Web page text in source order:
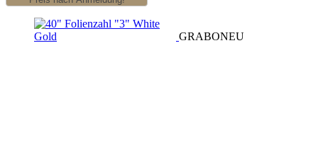
GRABONEU